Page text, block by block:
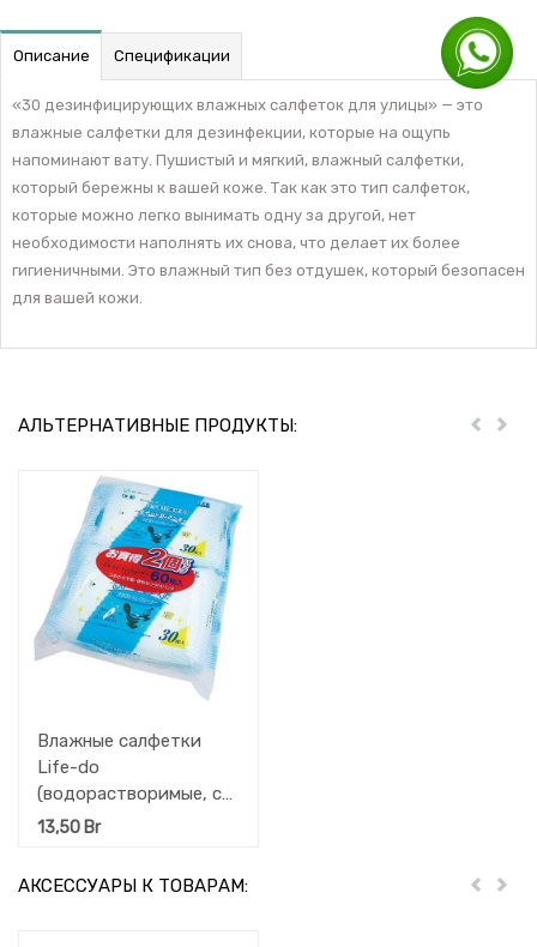
Описание Спецификации
«30 дезинфицирующих влажных салфеток для улицы» — это
влажные салфетки для дезинфекции, которые на ощупь
напоминают вату. Пушистый и мягкий, влажный салфетки,
который бережны к вашей коже. Так как это тип салфеток,
которые можно легко вынимать одну за другой, нет
необходимости наполнять их снова, что делает их более
гигиеничными. Это влажный тип без отдушек, который безопасен
для вашей кожи.
АЛЬТЕРНАТИВНЫЕ ПРОДУКТЫ: Пред
Влажные салфетки
Life-do
(водорастворимые, с
антибактериальным
лимона) 30 шт.
13,50 Br
АКСЕССУАРЫ К ТОВАРАМ: Пред